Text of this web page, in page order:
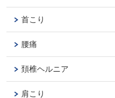
首こり
腰痛
頚椎ヘルニア
肩こり